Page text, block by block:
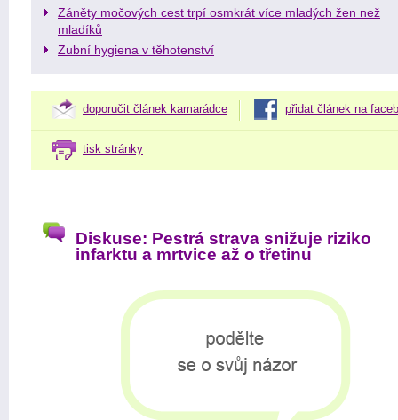
Záněty močových cest trpí osmkrát více mladých žen než
mladíků
Zubní hygiena v těhotenství
doporučit článek kamarádce přidat článek na
tisk stránky
Diskuse: Pestrá strava snižuje riziko
infarktu a mrtvice až o třetinu